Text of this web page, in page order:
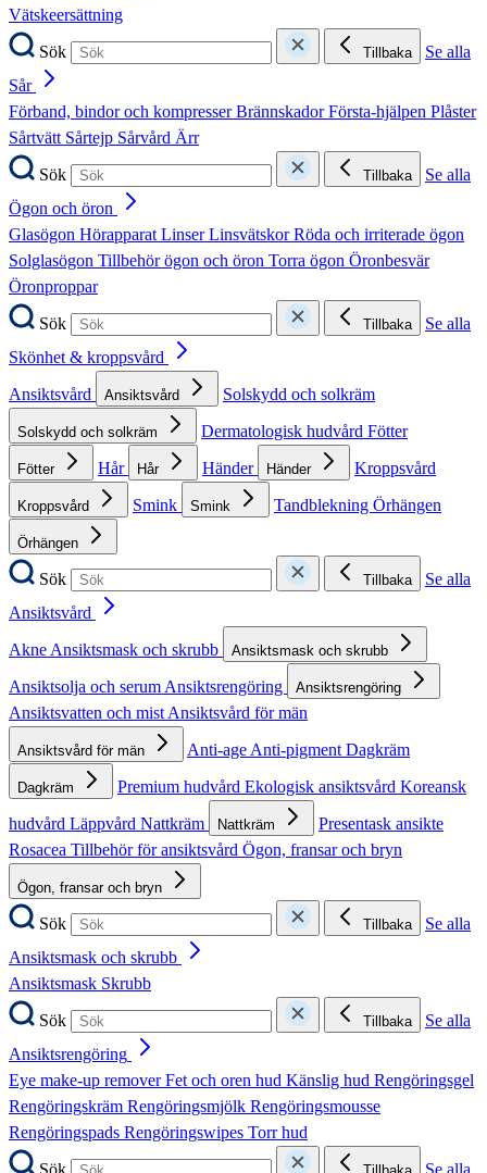
Vätskeersättning
Sök
Tillbaka
Se alla
Sår
Förband, bindor och kompresserBrännskadorFörsta-hjälpen Plåster
Sårtvätt Sårtejp Sårvård Ärr
Sök
Tillbaka
Se alla
Ögon och öron
Glasögon HörapparatLinserLinsvätskorRöda och irriterade ögon
Solglasögon Tillbehör ögon och öron Torra ögon Öronbesvär
Öronproppar
Sök
Tillbaka
Se alla
Skönhet & kroppsvård
Ansiktsvård
Ansiktsvård Solskydd och solkräm
Solskydd och solkräm Dermatologisk hudvård Fötter
Fötter Hår Hår Händer Händer Kroppsvård
Kroppsvård Smink Smink Tandblekning Örhängen
Örhängen
Sök Tillbaka
Se alla
Ansiktsvård
AkneAnsiktsmask och skrubb Ansiktsmask och skrubb
Ansiktsolja och serumAnsiktsrengöring Ansiktsrengöring
Ansiktsvatten och mistAnsiktsvård för män
Ansiktsvård för män Anti-ageAnti-pigmentDagkräm
Dagkräm Premium hudvård Ekologisk ansiktsvård Koreansk
hudvård Läppvård Nattkräm Nattkräm
Presentask ansikte
Rosacea Tillbehör för ansiktsvård Ögon, fransar och bryn
Ögon, fransar och bryn
Sök Tillbaka
Se alla
Ansiktsmask och skrubb
Ansiktsmask Skrubb
Sök
Tillbaka
Se alla
Ansiktsrengöring
Eye make-up removerFet och oren hud Känslig hud Rengöringsgel
Rengöringskräm Rengöringsmjölk Rengöringsmousse
Rengöringspads Rengöringswipes Torr hud